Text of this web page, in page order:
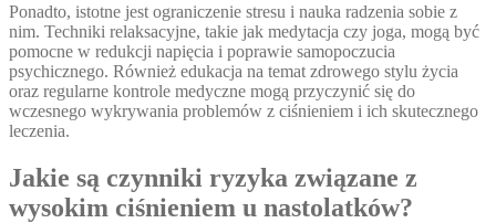
Ponadto, istotne jest ograniczenie stresu i nauka radzenia sobie z
nim. Techniki relaksacyjne, takie jak medytacja czy joga, mogą być
pomocne w redukcji napięcia i poprawie samopoczucia
psychicznego. Również edukacja na temat zdrowego stylu życia
oraz regularne kontrole medyczne mogą przyczynić się do
wczesnego wykrywania problemów z ciśnieniem i ich skutecznego
leczenia.
Jakie są czynniki ryzyka związane z
wysokim ciśnieniem u nastolatków?